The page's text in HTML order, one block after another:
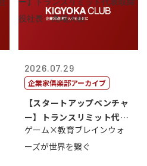
2026.07.29
企業家倶楽部アーカイブ
【スタートアップベンチャ
ー】トランスリミット代表
取締役社長 ...
ゲーム×教育ブレインウォ
ーズが世界を繋ぐ